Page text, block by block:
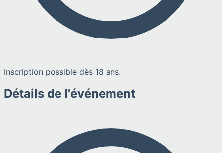
Inscription possible dès 18 ans.
Détails de l'événement